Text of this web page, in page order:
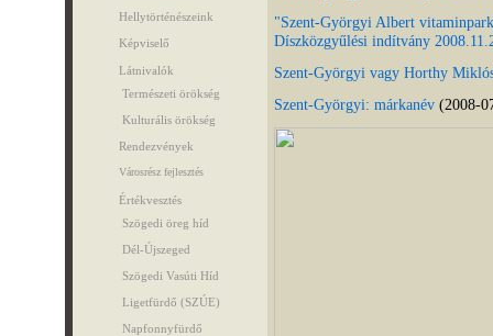
Hellytörténészeink
Képviselő
Látnivalók
Természeti örökség
Kulturális örökség
Rendezvények
Városrész fejlesztés
Értékvesztés
Szögedi öreg híd
Dél-Újszeged
Szögedi Vasúti Híd
Ligetfürdő (SZÚE)
Napfonnyfürdő
"Szent-Györgyi Albert
Díszközgyűlési indítvány
Szent-Györgyi vagy Horthy
Szent-Györgyi: márkanév(2008-